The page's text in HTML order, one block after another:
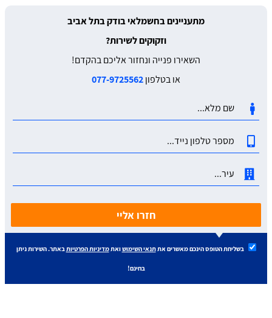
מתעניינים בחשמלאי בודק בתל אביב
וזקוקים לשירות?
השאירו פנייה ונחזור אליכם בהקדם!
או בטלפון077-9725562
חזרו אליי
בשליחת הטופס הינכם מאשרים אתתנאי השימושואתמדיניות הפרטיותבאתר. השירות ניתן
בחינם!